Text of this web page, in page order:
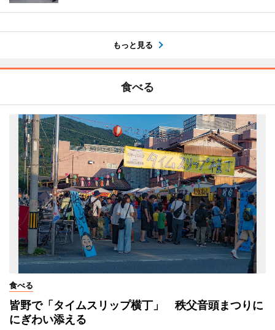
もっと見る
食べる
食べる
皆野で「タイムスリップ横丁」 秩父音頭まつりに
にぎわい添える